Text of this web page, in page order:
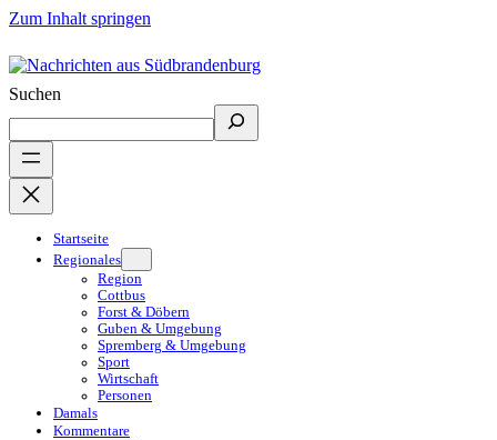
Zum Inhalt springen
Suchen
Startseite
Regionales
Region
Cottbus
Forst & Döbern
Guben & Umgebung
Spremberg & Umgebung
Sport
Wirtschaft
Personen
Damals
Kommentare